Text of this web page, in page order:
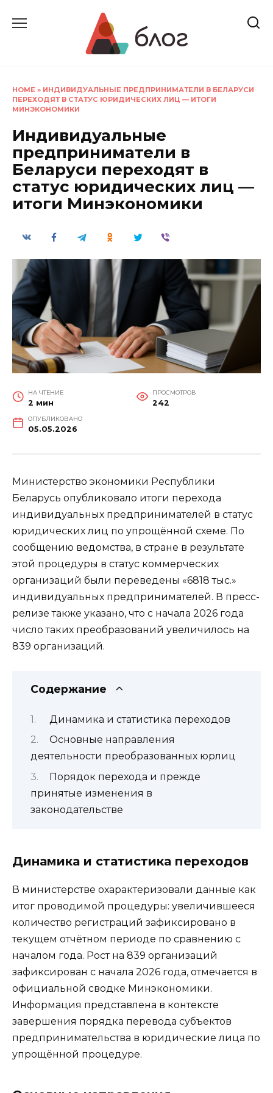
HOME » ИНДИВИДУАЛЬНЫЕ ПРЕДПРИНИМАТЕЛИ В БЕЛАРУСИ
ПЕРЕХОДЯТ В СТАТУС ЮРИДИЧЕСКИХ ЛИЦ — ИТОГИ
МИНЭКОНОМИКИ
Индивидуальные
предприниматели в
Беларуси переходят в
статус юридических лиц —
итоги Минэкономики
НА ЧТЕНИЕ
2 мин
ПРОСМОТРОВ
242
ОПУБЛИКОВАНО
05.05.2026
Министерство экономики Республики
Беларусь опубликовало итоги перехода
индивидуальных предпринимателей в статус
юридических лиц по упрощённой схеме. По
сообщению ведомства, в стране в результате
этой процедуры в статус коммерческих
организаций были переведены «6818 тыс.»
индивидуальных предпринимателей. В пресс-
релизе также указано, что с начала 2026 года
число таких преобразований увеличилось на
839 организаций.
Содержание
Динамика и статистика переходов
Основные направления
деятельности преобразованных юрлиц
Порядок перехода и прежде
принятые изменения в
законодательстве
Динамика и статистика переходов
В министерстве охарактеризовали данные как
итог проводимой процедуры: увеличившееся
количество регистраций зафиксировано в
текущем отчётном периоде по сравнению с
началом года. Рост на 839 организаций
зафиксирован с начала 2026 года, отмечается в
официальной сводке Минэкономики.
Информация представлена в контексте
завершения порядка перевода субъектов
предпринимательства в юридические лица по
упрощённой процедуре.